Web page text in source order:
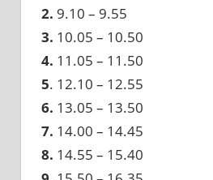
2. 9.10 – 9.55
3. 10.05 – 10.50
4. 11.05 – 11.50
5. 12.10 – 12.55
6. 13.05 – 13.50
7. 14.00 – 14.45
8. 14.55 – 15.40